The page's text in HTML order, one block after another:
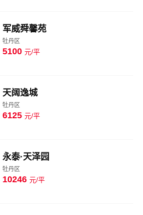
军威舜馨苑
牡丹区
5100 元/平
天阔逸城
牡丹区
6125 元/平
永泰·天泽园
牡丹区
10246 元/平